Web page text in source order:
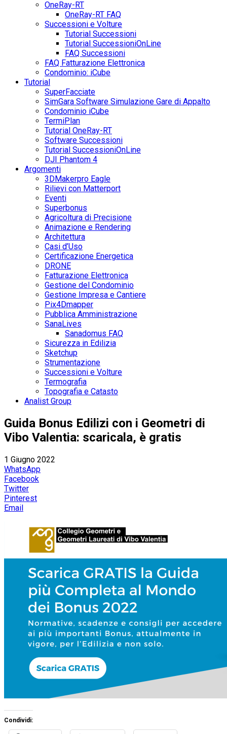
OneRay-RT
OneRay-RT FAQ
Successioni e Volture
Tutorial Successioni
Tutorial SuccessioniOnLine
FAQ Successioni
FAQ Fatturazione Elettronica
Condominio: iCube
Tutorial
SuperFacciate
SimGara Software Simulazione Gare di Appalto
Condominio iCube
TermiPlan
Tutorial OneRay-RT
Software Successioni
Tutorial SuccessioniOnLine
DJI Phantom 4
Argomenti
3DMakerpro Eagle
Rilievi con Matterport
Eventi
Superbonus
Agricoltura di Precisione
Animazione e Rendering
Architettura
Casi d’Uso
Certificazione Energetica
DRONE
Fatturazione Elettronica
Gestione del Condominio
Gestione Impresa e Cantiere
Pix4Dmapper
Pubblica Amministrazione
SanaLives
Sanadomus FAQ
Sicurezza in Edilizia
Sketchup
Strumentazione
Successioni e Volture
Termografia
Topografia e Catasto
Analist Group
Guida Bonus Edilizi con i Geometri di
Vibo Valentia: scaricala, è gratis
1 Giugno 2022
WhatsApp
Facebook
Twitter
Pinterest
Email
Condividi: